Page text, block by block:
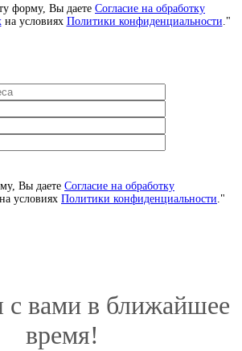
форму, Вы даете Согласие на обработку
на условиях Политики конфиденциальности."
Вы даете Согласие на обработку
на условиях Политики конфиденциальности."
с вами в ближайшее
время!